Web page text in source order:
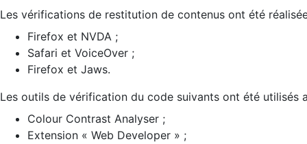
Les vérifications de restitution de contenus ont été
Firefox et NVDA ;
Safari et VoiceOver ;
Firefox et Jaws.
Les outils de vérification du code suivants ont été utilisés
Colour Contrast Analyser ;
Extension « Web Developer » ;